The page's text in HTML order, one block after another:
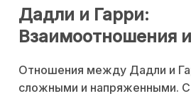
Дадли и Гарри:
Взаимоотношения
Отношения между Дадли и
сложными и напряженными. С